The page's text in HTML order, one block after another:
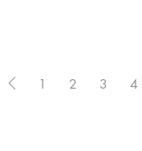
1 2 3 4